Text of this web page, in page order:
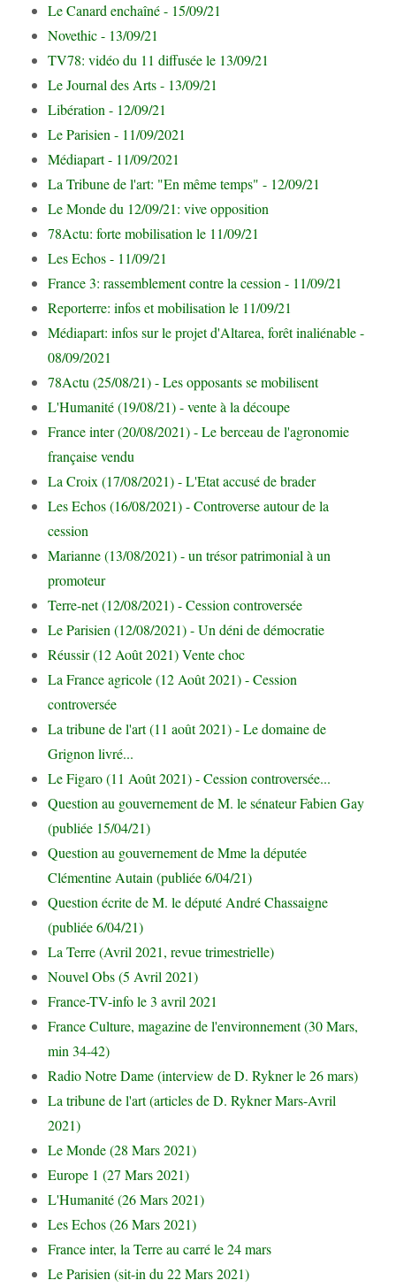
Le Canard enchaîné - 15/09/21
Novethic - 13/09/21
TV78: vidéo du 11 diffusée le 13/09/21
Le Journal des Arts - 13/09/21
Libération - 12/09/21
Le Parisien - 11/09/2021
Médiapart - 11/09/2021
La Tribune de l'art: "En même temps" - 12/09/21
Le Monde du 12/09/21: vive opposition
78Actu: forte mobilisation le 11/09/21
Les Echos - 11/09/21
France 3: rassemblement contre la cession - 11/09/21
Reporterre: infos et mobilisation le 11/09/21
Médiapart: infos sur le projet d'Altarea, forêt inaliénable -
08/09/2021
78Actu (25/08/21) - Les opposants se mobilisent
L'Humanité (19/08/21) - vente à la découpe
France inter (20/08/2021) - Le berceau de l'agronomie
française vendu
La Croix (17/08/2021) - L'Etat accusé de brader
Les Echos (16/08/2021) - Controverse autour de la
cession
Marianne (13/08/2021) - un trésor patrimonial à un
promoteur
Terre-net (12/08/2021) - Cession controversée
Le Parisien (12/08/2021) - Un déni de démocratie
Réussir (12 Août 2021) Vente choc
La France agricole (12 Août 2021) - Cession
controversée
La tribune de l'art (11 août 2021) - Le domaine de
Grignon livré...
Le Figaro (11 Août 2021) - Cession controversée...
Question au gouvernement de M. le sénateur Fabien Gay
(publiée 15/04/21)
Question au gouvernement de Mme la députée
Clémentine Autain (publiée 6/04/21)
Question écrite de M. le député André Chassaigne
(publiée 6/04/21)
La Terre (Avril 2021, revue trimestrielle)
Nouvel Obs (5 Avril 2021)
France-TV-info le 3 avril 2021
France Culture, magazine de l'environnement (30 Mars,
min 34-42)
Radio Notre Dame (interview de D. Rykner le 26 mars)
La tribune de l'art (articles de D. Rykner Mars-Avril
2021)
Le Monde (28 Mars 2021)
Europe 1 (27 Mars 2021)
L'Humanité (26 Mars 2021)
Les Echos (26 Mars 2021)
France inter, la Terre au carré le 24 mars
Le Parisien (sit-in du 22 Mars 2021)